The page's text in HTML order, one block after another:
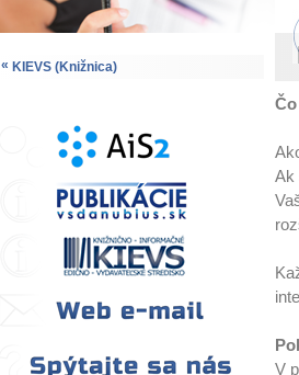
« KIEVS (Knižnica)
Ak
V